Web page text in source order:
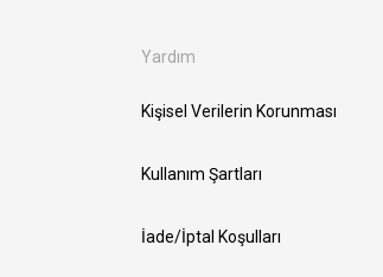
Yardım
Kişisel Verilerin Korunması
Kullanım Şartları
İade/İptal Koşulları